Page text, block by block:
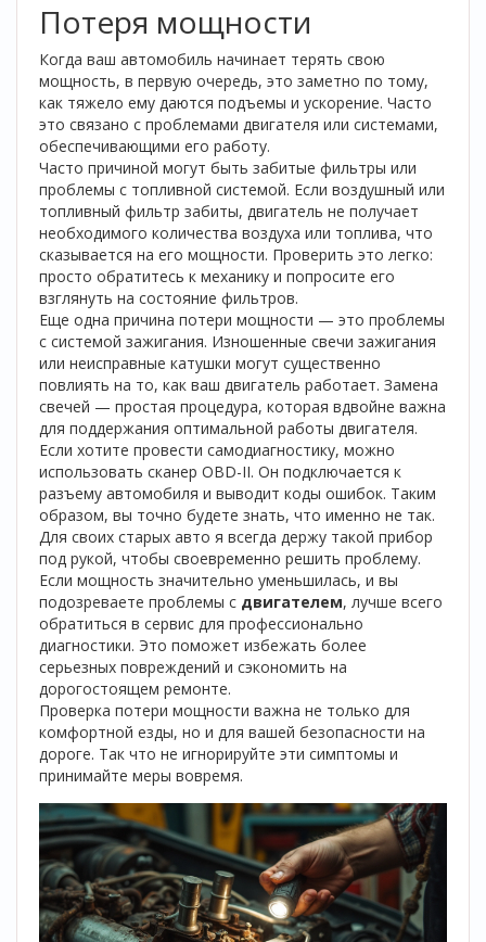
Потеря мощности
Когда ваш автомобиль начинает терять свою
мощность, в первую очередь, это заметно по тому,
как тяжело ему даются подъемы и ускорение. Часто
это связано с проблемами двигателя или системами,
обеспечивающими его работу.
Часто причиной могут быть забитые фильтры или
проблемы с топливной системой. Если воздушный или
топливный фильтр забиты, двигатель не получает
необходимого количества воздуха или топлива, что
сказывается на его мощности. Проверить это легко:
просто обратитесь к механику и попросите его
взглянуть на состояние фильтров.
Еще одна причина потери мощности — это проблемы
с системой зажигания. Изношенные свечи зажигания
или неисправные катушки могут существенно
повлиять на то, как ваш двигатель работает. Замена
свечей — простая процедура, которая вдвойне важна
для поддержания оптимальной работы двигателя.
Если хотите провести самодиагностику, можно
использовать сканер OBD-II. Он подключается к
разъему автомобиля и выводит коды ошибок. Таким
образом, вы точно будете знать, что именно не так.
Для своих старых авто я всегда держу такой прибор
под рукой, чтобы своевременно решить проблему.
Если мощность значительно уменьшилась, и вы
подозреваете проблемы с двигателем, лучше всего
обратиться в сервис для профессионально
диагностики. Это поможет избежать более
серьезных повреждений и сэкономить на
дорогостоящем ремонте.
Проверка потери мощности важна не только для
комфортной езды, но и для вашей безопасности на
дороге. Так что не игнорируйте эти симптомы и
принимайте меры вовремя.